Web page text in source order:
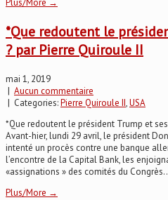
Plus/More →
*Que redoutent le
? par Pierre Quiroule II
mai 1, 2019
| Aucun commentaire
| Categories:Pierre Quiroule II,USA
*Que redoutent le président Trump et
Avant-hier, lundi 29 avril, le président
intenté un procès contre une banque
l’encontre de la Capital Bank, les
«assignations » des comités du
Plus/More →